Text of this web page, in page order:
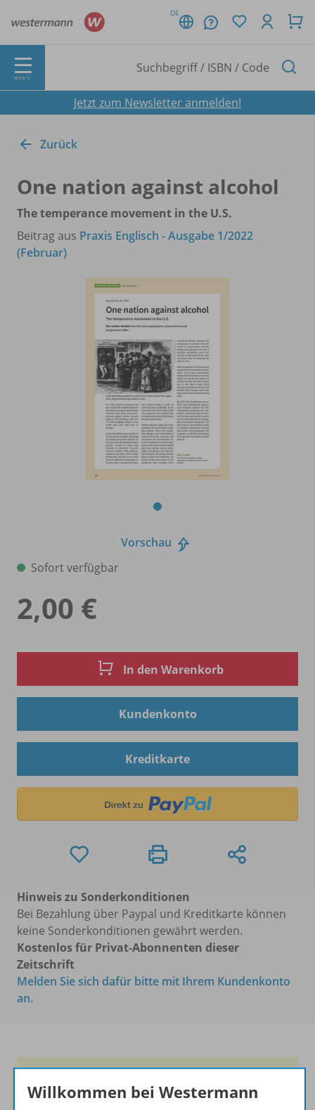
DE
MENÜ
Jetzt zum Newsletter anmelden!
Zurück
One nation against alcohol
The temperance movement in the U.S.
Beitrag aus Praxis Englisch - Ausgabe 1/2022
(Februar)
Vorschau
Sofort verfügbar
2,00 €
In den Warenkorb
Kundenkonto
Kreditkarte
Hinweis zu Sonderkonditionen
Bei Bezahlung über Paypal und Kreditkarte können
keine Sonderkonditionen gewährt werden.
Kostenlos für Privat-Abonnenten dieser
Zeitschrift
Melden Sie sich dafür bitte mit Ihrem Kundenkonto
an.
Englischunterricht!
Willkommen bei Westermann